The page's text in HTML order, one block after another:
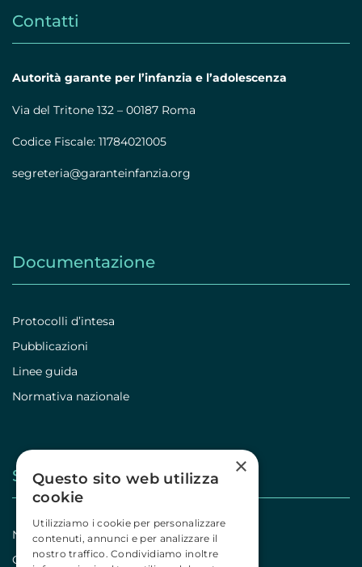
Contatti
Autorità garante per l’infanzia e l’adolescenza
Via del Tritone 132 – 00187 Roma
Codice Fiscale: 11784021005
segreteria@garanteinfanzia.org
Documentazione
Protocolli d’intesa
Pubblicazioni
Linee guida
Normativa nazionale
Stampa
Notizie
Comunicati
×
Questo sito web utilizza
cookie
Utilizziamo i cookie per personalizzare
contenuti, annunci e per analizzare il
nostro traffico. Condividiamo inoltre